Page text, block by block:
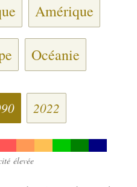
Amérique
Océanie
2022
élevée